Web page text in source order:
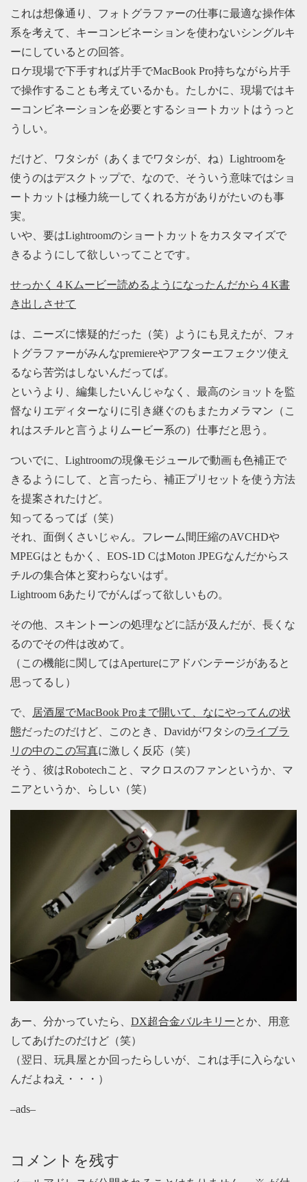
これは想像通り、フォトグラファーの仕事に最適な操作体
系を考えて、キーコンビネーションを使わないシングルキ
ーにしているとの回答。
ロケ現場で下手すれば片手でMacBook Pro持ちながら片手
で操作することも考えているかも。たしかに、現場ではキ
ーコンビネーションを必要とするショートカットはうっと
うしい。
だけど、ワタシが（あくまでワタシが、ね）Lightroomを
使うのはデスクトップで、なので、そういう意味ではショ
ートカットは極力統一してくれる方がありがたいのも事
実。
いや、要はLightroomのショートカットをカスタマイズで
きるようにして欲しいってことです。
せっかく４Kムービー読めるようになったんだから４K書
き出しさせて
は、ニーズに懐疑的だった（笑）ようにも見えたが、フォ
トグラファーがみんなpremiereやアフターエフェクツ使え
るなら苦労はしないんだってば。
というより、編集したいんじゃなく、最高のショットを監
督なりエディターなりに引き継ぐのもまたカメラマン（こ
れはスチルと言うよりムービー系の）仕事だと思う。
ついでに、Lightroomの現像モジュールで動画も色補正で
きるようにして、と言ったら、補正プリセットを使う方法
を提案されたけど。
知ってるってば（笑）
それ、面倒くさいじゃん。フレーム間圧縮のAVCHDや
MPEGはともかく、EOS-1D CはMoton JPEGなんだからス
チルの集合体と変わらないはず。
Lightroom 6あたりでがんばって欲しいもの。
その他、スキントーンの処理などに話が及んだが、長くな
るのでその件は改めて。
（この機能に関してはApertureにアドバンテージがあると
思ってるし）
で、
居酒屋でMacBook Proまで開いて、なにやってんの状
態だったのだけど、このとき、Davidがワタシのライブラ
リの中のこの写真に激しく反応（笑）
そう、彼はRobotechこと、マクロスのファンというか、マ
ニアというか、らしい（笑）
あー、分かっていたら、 DX超合金バルキリーとか、用意
してあげたのだけど（笑）
（翌日、玩具屋とか回ったらしいが、これは手に入らない
んだよねえ・・・）
–ads–
コメントを残す